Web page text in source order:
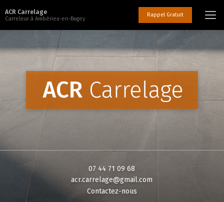
auACR Carrelage
Carreleur à Ambérieu-en-Bugey
Rappel Gratuit
07 44 71 09 68
acr.carrelage@gmail.com
Contactez-nous